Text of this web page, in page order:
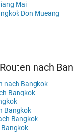
Mai
Don Mueang
nach
nach Bangkok
Bangkok
Bangkok
Bangkok